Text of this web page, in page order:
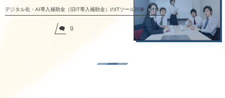
デジタル化・AI導入補助金（旧IT導入補助金）のITツール対象・対象外
0